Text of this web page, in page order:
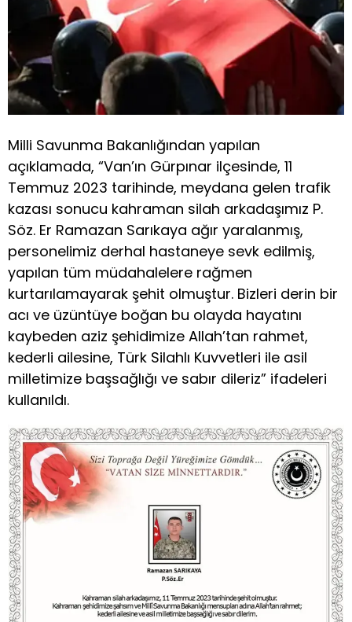
Milli Savunma Bakanlığından yapılan
açıklamada, “Van’ın Gürpınar ilçesinde, 11
Temmuz 2023 tarihinde, meydana gelen trafik
kazası sonucu kahraman silah arkadaşımız P.
Söz. Er Ramazan Sarıkaya ağır yaralanmış,
personelimiz derhal hastaneye sevk edilmiş,
yapılan tüm müdahalelere rağmen
kurtarılamayarak şehit olmuştur. Bizleri derin bir
acı ve üzüntüye boğan bu olayda hayatını
kaybeden aziz şehidimize Allah’tan rahmet,
kederli ailesine, Türk Silahlı Kuvvetleri ile asil
milletimize başsağlığı ve sabır dileriz” ifadeleri
kullanıldı.